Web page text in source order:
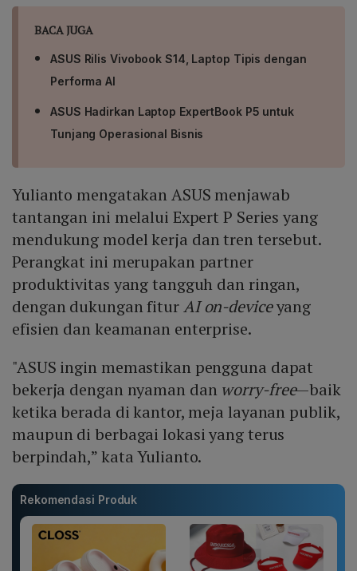
BACA JUGA
ASUS Rilis Vivobook S14, Laptop Tipis dengan
Performa AI
ASUS Hadirkan Laptop ExpertBook P5 untuk
Tunjang Operasional Bisnis
Yulianto mengatakan ASUS menjawab
tantangan ini melalui Expert P Series yang
mendukung model kerja dan tren tersebut.
Perangkat ini merupakan partner
produktivitas yang tangguh dan ringan,
dengan dukungan fiturAI on-deviceyang
efisien dan keamanan enterprise.
"ASUS ingin memastikan pengguna dapat
bekerja dengan nyaman dan worry-free—baik
ketika berada di kantor, meja layanan publik,
maupun di berbagai lokasi yang terus
berpindah,” kata Yulianto.
Rekomendasi Produk